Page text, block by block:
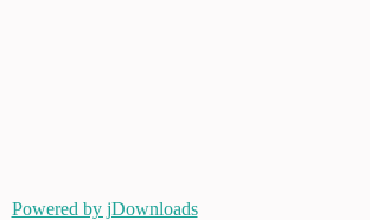
Powered by jDownloads